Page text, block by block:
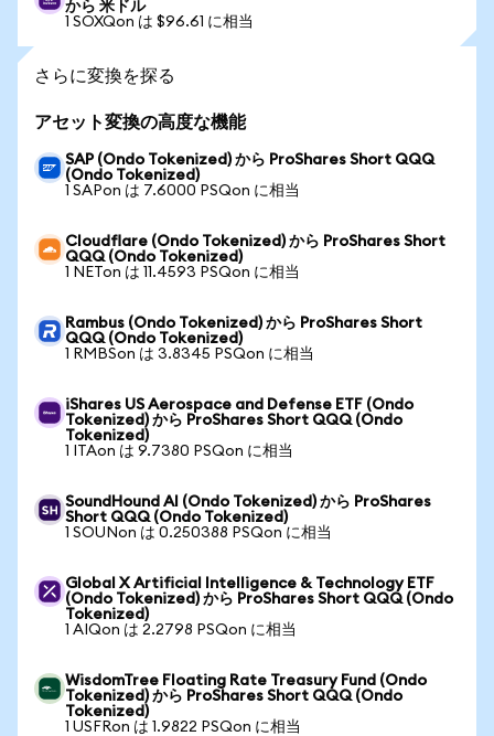
から 米ドル
1 SOXQon は $96.61 に相当
さらに変換を探る
アセット変換の高度な機能
SAP (Ondo Tokenized) から ProShares Short QQQ
(Ondo Tokenized)
1 SAPon は 7.6000 PSQon に相当
Cloudflare (Ondo Tokenized) から ProShares Short
QQQ (Ondo Tokenized)
1 NETon は 11.4593 PSQon に相当
Rambus (Ondo Tokenized) から ProShares Short
QQQ (Ondo Tokenized)
1 RMBSon は 3.8345 PSQon に相当
iShares US Aerospace and Defense ETF (Ondo
Tokenized) から ProShares Short QQQ (Ondo
Tokenized)
1 ITAon は 9.7380 PSQon に相当
SoundHound AI (Ondo Tokenized) から ProShares
Short QQQ (Ondo Tokenized)
1 SOUNon は 0.250388 PSQon に相当
Global X Artificial Intelligence & Technology ETF
(Ondo Tokenized) から ProShares Short QQQ (Ondo
Tokenized)
1 AIQon は 2.2798 PSQon に相当
WisdomTree Floating Rate Treasury Fund (Ondo
Tokenized) から ProShares Short QQQ (Ondo
Tokenized)
1 USFRon は 1.9822 PSQon に相当